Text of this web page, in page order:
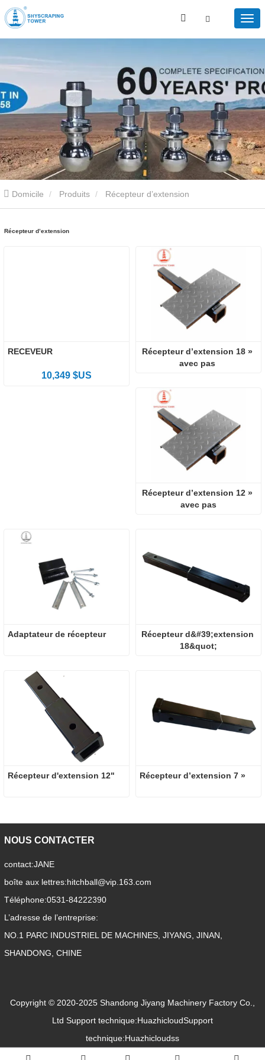
Domicile Produits Récepteur d’extension
Récepteur d’extension
RECEVEUR
10,349 $US
Récepteur d’extension 18 »
Récepteur d’extension 12 »
avec pas
Adaptateur de récepteur
Récepteur d&#39;extension
18&quot;
Récepteur d'extension 12"
NOUS CONTACTER
contact:JANE
boîte aux lettres:hitchball@vip.163.com
Téléphone:0531-84222390
L’adresse de l’entreprise:
NO.1 PARC INDUSTRIEL DE MACHINES, JIYANG, JINAN,
SHANDONG, CHINE
Copyright © 2020-2025 Shandong Jiyang Machinery Factory Co.,
Ltd Support technique:HuazhicloudSupport
technique:Huazhicloudss